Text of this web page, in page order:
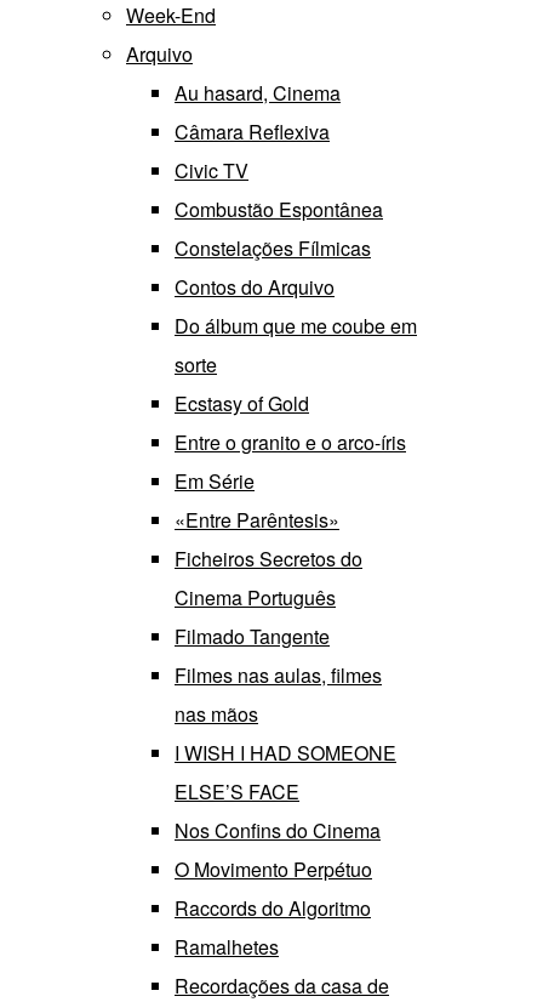
Week-End
Arquivo
Au hasard, Cinema
Câmara Reflexiva
Civic TV
Combustão Espontânea
Constelações Fílmicas
Contos do Arquivo
Do álbum que me coube em
sorte
Ecstasy of Gold
Entre o granito e o arco-íris
Em Série
«Entre Parêntesis»
Ficheiros Secretos do
Cinema Português
Filmado Tangente
Filmes nas aulas, filmes
nas mãos
I WISH I HAD SOMEONE
ELSE’S FACE
Nos Confins do Cinema
O Movimento Perpétuo
Raccords do Algoritmo
Ramalhetes
Recordações da casa de